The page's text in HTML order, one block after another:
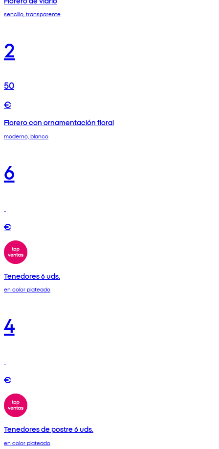
sencillo, transparente
2
50
€
Florero con ornamentación floral
moderno, blanco
6
€
Tenedores 6 uds.
en color plateado
4
€
Tenedores de postre 6 uds.
en color plateado